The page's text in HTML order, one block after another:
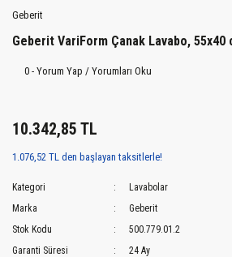
Geberit
Geberit VariForm Çanak Lavabo, 55x40
0 - Yorum Yap / Yorumları Oku
10.342,85 TL
1.076,52 TL den başlayan taksitlerle!
Kategori
Lavabolar
Marka
Geberit
Stok Kodu
500.779.01.2
Garanti Süresi
24 Ay